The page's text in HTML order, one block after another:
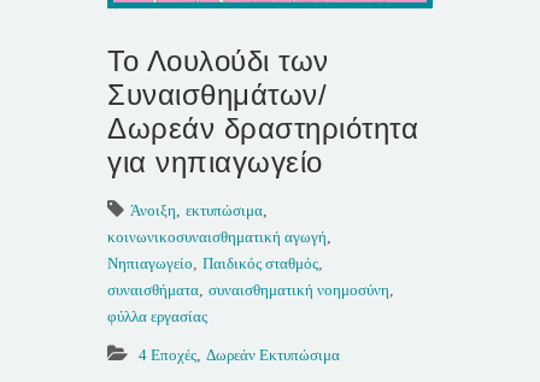
Το Λουλούδι των
Συναισθημάτων/
Δωρεάν δραστηριότητα
για νηπιαγωγείο
Άνοιξη, εκτυπώσιμα,
κοινωνικοσυναισθηματική αγωγή,
Νηπιαγωγείο, Παιδικός σταθμός,
συναισθήματα, συναισθηματική νοημοσύνη,
φύλλα εργασίας
4 Εποχές, Δωρεάν Εκτυπώσιμα